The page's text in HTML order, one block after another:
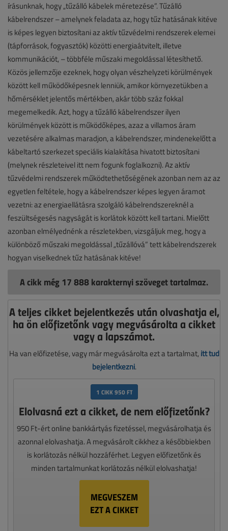
írásunknak, hogy „tűzálló kábelek méretezése”. Tűzálló
kábelrendszer – amelynek feladata az, hogy tűz hatásának kitéve
is képes legyen biztosítani az aktív tűzvédelmi rendszerek elemei
(tápforrások, fogyasztók) közötti energiaátvitelt, illetve
kommunikációt, – többféle műszaki megoldással létesíthető.
Közös jellemzője ezeknek, hogy olyan vészhelyzeti körülmények
között kell működőképesnek lenniük, amikor környezetükben a
hőmérséklet jelentős mértékben, akár több száz fokkal
megemelkedik. Azt, hogy a tűzálló kábelrendszer ilyen
körülmények között is működőképes, azaz a villamos áram
vezetésére alkalmas maradjon, a kábelrendszer, mindenekelőtt a
kábeltartó szerkezet speciális kialakítása hivatott biztosítani
(melynek részleteivel itt nem fogunk foglalkozni). Az aktív
tűzvédelmi rendszerek működtethetőségének azonban nem az az
egyetlen feltétele, hogy a kábelrendszer képes legyen áramot
vezetni: az energiaellátásra szolgáló kábelrendszereknél a
feszültségesés nagyságát is korlátok között kell tartani. Mielőtt
azonban elmélyednénk a részletekben, vizsgáljuk meg, hogy a
különböző műszaki megoldással „tűzállóvá” tett kábelrendszerek
hogyan viselkednek tűz hatásának kitéve!
A cikk még 17 888 karakternyi szöveget tartalmaz.
A teljes cikket bejelentkezés után olvashatja el,
ha ön előfizetőnk vagy megvásárolta a cikket
vagy a lapszámot.
Ha van előfizetése, vagy már megvásárolta ezt a tartalmat, itt tud
bejelentkezni.
1 CIKK 950 FT
Elolvasná ezt a cikket, de nem előfizetőnk?
950 Ft-ért online bankkártyás fizetéssel, megvásárolhatja és
azonnal elolvashatja. A megvásárolt cikkhez a későbbiekben
is korlátozás nélkül hozzáférhet. Legyen előfizetőnk és
minden tartalmunkat korlátozás nélkül elolvashatja!
MEGVESZEM
EZT A CIKKET